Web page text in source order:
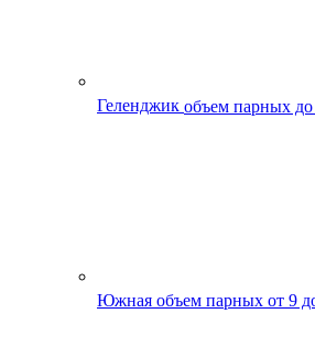
Геленджик объем парных
Южная объем парных от 9